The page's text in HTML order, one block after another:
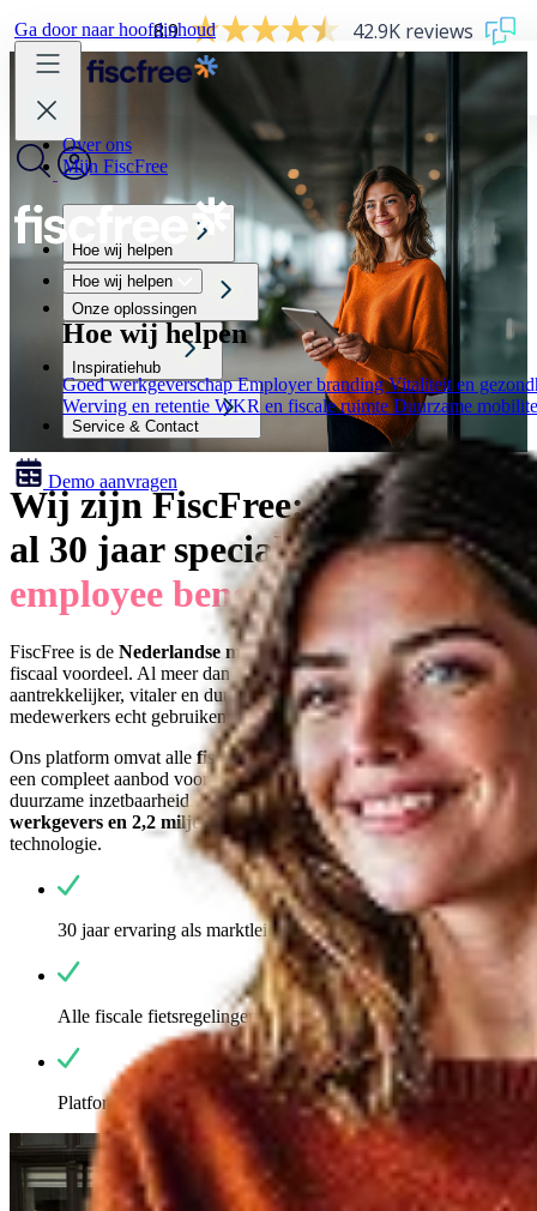
Ga door naar hoofdinhoud
Hoe wij helpen
Onze oplossingen
Inspiratiehub
Service & Contact
Demo aanvragen
Over ons
Mijn FiscFree
Hoe wij helpen
Hoe wij helpen
Goed werkgeverschapEmployer brandingVitaliteit en
Werving en retentie WKR en fiscale ruimteDuurzame
8.9 42.9K reviews
Wij zijn FiscFree:
al 30 jaar specialist in
employee benefitsdie werken
FiscFree is de Nederlandse marktleiderin employee benefits met
fiscaal voordeel. Al meer dan 30 jaar helpen we werkgevers
aantrekkelijker, vitaler en duurzamer te worden met voordelen die
medewerkers echt gebruiken en HR ontzorgen.
Ons platform omvat allefiscale fietsregelingen in-houseen biedt
een compleet aanbod voor mobiliteit, vitaliteit, waardering en
duurzame inzetbaarheid. Iedere dag vertrouwen meer dan5.500
werkgevers en 2,2 miljoen medewerkersop onze expertise en
technologie.
30 jaar ervaring als marktleider
Alle fiscale fietsregelingen volledig in-house
Platform voor 5500+ werkgevers en 2,2 miljoen medewerkers